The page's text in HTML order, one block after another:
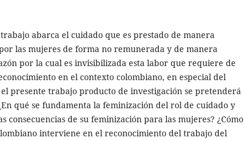
abarca el cuidado que es prestado de manera
las mujeres de forma no remunerada y de manera
por la cual es invisibilizada esta labor que requiere de
en el contexto colombiano, en especial del
presente trabajo producto de investigación se pretenderá
qué se fundamenta la feminización del rol de cuidado y
consecuencias de su feminización para las mujeres? ¿Cómo
interviene en el reconocimiento del trabajo del